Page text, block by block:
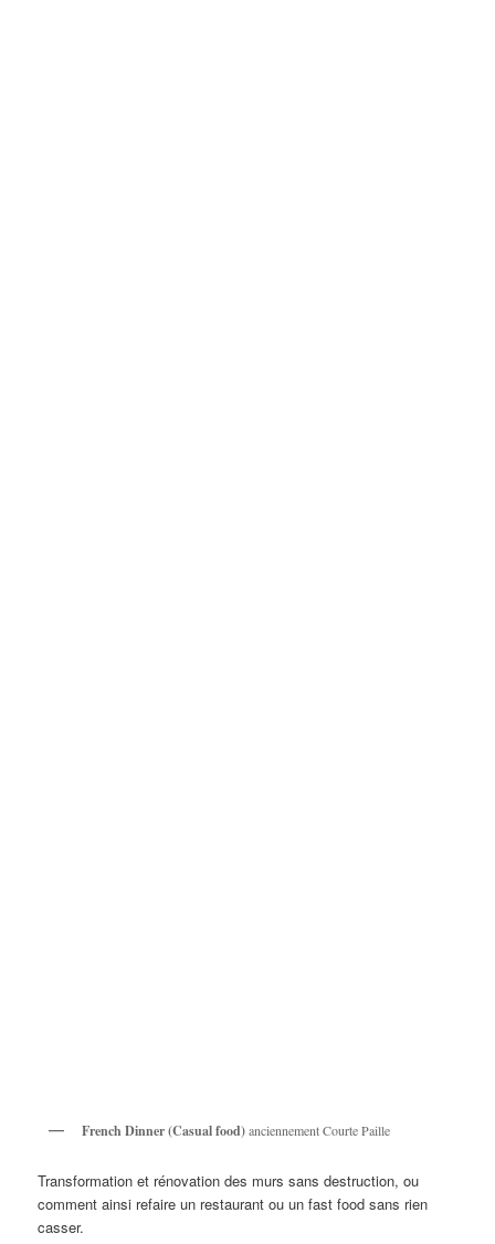
French Dinner (Casual food)anciennement Courte Paille
Transformation et rénovation des murs sans destruction, ou
comment ainsi refaire un restaurant ou un fast food sans rien
casser.